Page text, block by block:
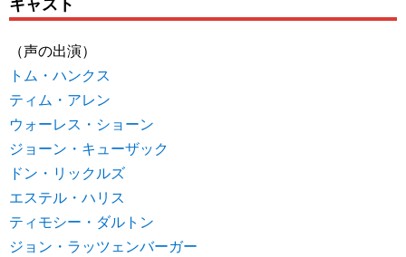
（声の出演）
トム・ハンクス
ティム・アレン
ウォーレス・ショーン
ジョーン・キューザック
ドン・リックルズ
エステル・ハリス
ティモシー・ダルトン
ジョン・ラッツェンバーガー